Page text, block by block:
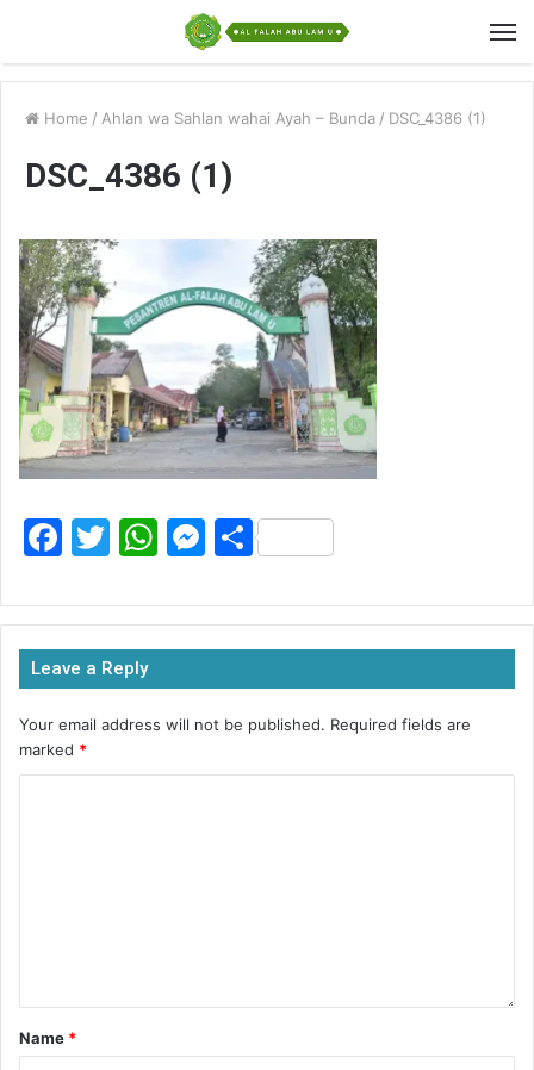
Home / Ahlan wa Sahlan wahai Ayah – Bunda / DSC_4386 (1)
DSC_4386 (1)
F
c
e
b
o
o
T
itt
er
W
at
s
A
p
p
M
s
s
e
n
g
S
ar
e
Leave a Reply
Your email address will not be published. Required fields are
marked *
Name *